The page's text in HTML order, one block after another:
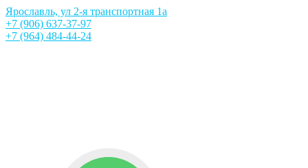
Ярославль, ул 2-я транспортная 1а
+7 (906) 637-37-97
+7 (964) 484-44-24